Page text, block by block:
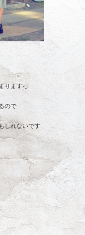
りますっ
ので
しれないです